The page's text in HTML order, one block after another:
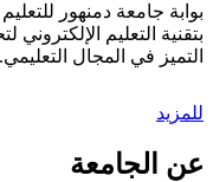
بوابة جامعة دمنهور
بتقنية التعليم
التميز في المجال التعليمي.
للمزيد
عن الجامعة